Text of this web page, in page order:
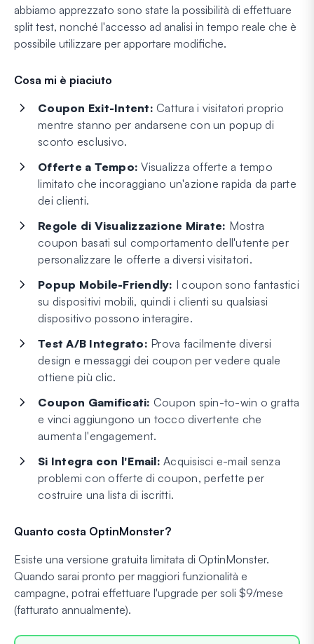
abbiamo apprezzato sono state la possibilità di effettuare
split test, nonché l'accesso ad analisi in tempo reale che è
possibile utilizzare per apportare modifiche.
Cosa mi è piaciuto
Coupon Exit-Intent: Cattura i visitatori proprio
mentre stanno per andarsene con un popup di
sconto esclusivo.
Offerte a Tempo:Visualizza offerte a tempo
limitato che incoraggiano un'azione rapida da parte
dei clienti.
Regole di Visualizzazione Mirate: Mostra
coupon basati sul comportamento dell'utente per
personalizzare le offerte a diversi visitatori.
Popup Mobile-Friendly: I coupon sono fantastici
su dispositivi mobili, quindi i clienti su qualsiasi
dispositivo possono interagire.
Test A/B Integrato: Prova facilmente diversi
design e messaggi dei coupon per vedere quale
ottiene più clic.
Coupon Gamificati: Coupon spin-to-win o gratta
e vinci aggiungono un tocco divertente che
aumenta l'engagement.
Si Integra con l'Email: Acquisisci e-mail senza
problemi con offerte di coupon, perfette per
costruire una lista di iscritti.
Quanto costa OptinMonster?
Esiste una versione gratuita limitata di OptinMonster.
Quando sarai pronto per maggiori funzionalità e
campagne, potrai effettuare l'upgrade per soli $9/mese
(fatturato annualmente).